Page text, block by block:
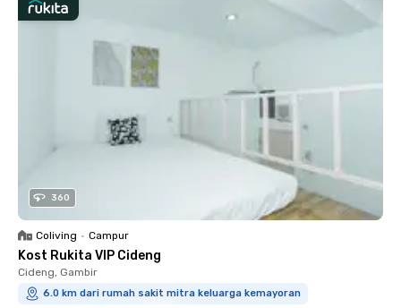
360
Coliving • Campur
Kost Rukita VIP Cideng
Cideng, Gambir
6.0 km dari rumah sakit mitra keluarga kemayoran